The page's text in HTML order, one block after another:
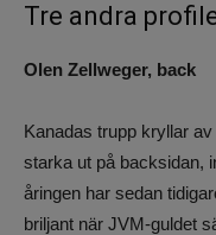
Tre andra
Olen Zellweger, back
Kanadas trupp kryllar
starka ut på backsidan,
åringen har sedan
briljant när JVM-guldet